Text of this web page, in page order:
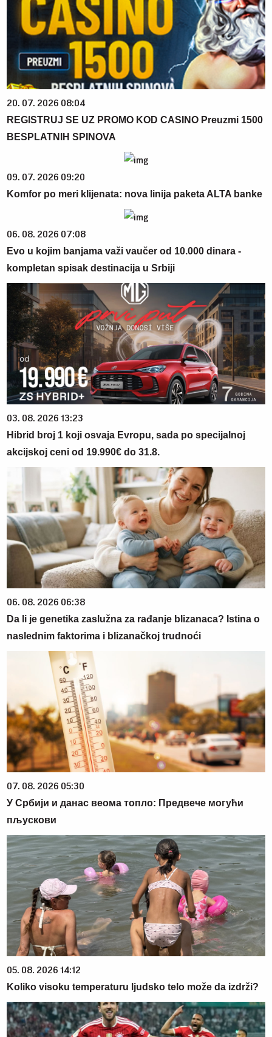
20. 07. 2026 08:04
REGISTRUJ SE UZ PROMO KOD CASINO Preuzmi 1500
BESPLATNIH SPINOVA
09. 07. 2026 09:20
Komfor po meri klijenata: nova linija paketa ALTA banke
06. 08. 2026 07:08
Evo u kojim banjama važi vaučer od 10.000 dinara -
kompletan spisak destinacija u Srbiji
03. 08. 2026 13:23
Hibrid broj 1 koji osvaja Evropu, sada po specijalnoj
akcijskoj ceni od 19.990€ do 31.8.
06. 08. 2026 06:38
Da li je genetika zaslužna za rađanje blizanaca? Istina o
naslednim faktorima i blizanačkoj trudnoći
07. 08. 2026 05:30
У Србији и данас веома топло: Предвече могући
пљускови
05. 08. 2026 14:12
Koliko visoku temperaturu ljudsko telo može da izdrži?